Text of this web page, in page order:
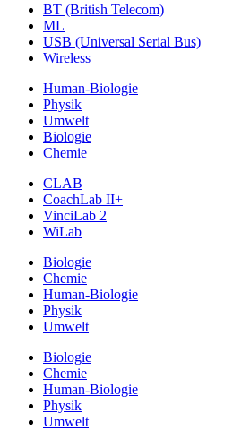
BT (British Telecom)
ML
USB (Universal Serial Bus)
Wireless
Human-Biologie
Physik
Umwelt
Biologie
Chemie
CLAB
CoachLab II+
VinciLab 2
WiLab
Biologie
Chemie
Human-Biologie
Physik
Umwelt
Biologie
Chemie
Human-Biologie
Physik
Umwelt